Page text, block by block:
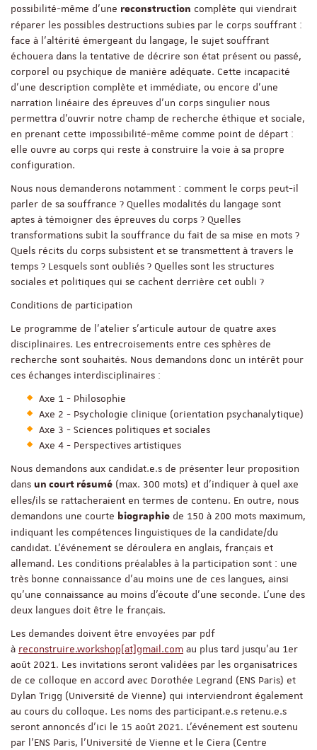
possibilité-même d’une reconstruction complète qui viendrait
réparer les possibles destructions subies par le corps souffrant :
face à l’altérité émergeant du langage, le sujet souffrant
échouera dans la tentative de décrire son état présent ou passé,
corporel ou psychique de manière adéquate. Cette incapacité
d’une description complète et immédiate, ou encore d’une
narration linéaire des épreuves d’un corps singulier nous
permettra d’ouvrir notre champ de recherche éthique et sociale,
en prenant cette impossibilité-même comme point de départ :
elle ouvre au corps qui reste à construire la voie à sa propre
configuration.
Nous nous demanderons notamment : comment le corps peut-il
parler de sa souffrance ? Quelles modalités du langage sont
aptes à témoigner des épreuves du corps ? Quelles
transformations subit la souffrance du fait de sa mise en mots ?
Quels récits du corps subsistent et se transmettent à travers le
temps ? Lesquels sont oubliés ? Quelles sont les structures
sociales et politiques qui se cachent derrière cet oubli ?
Conditions de participation
Le programme de l'atelier s'articule autour de quatre axes
disciplinaires. Les entrecroisements entre ces sphères de
recherche sont souhaités. Nous demandons donc un intérêt pour
ces échanges interdisciplinaires :
Axe 1 - Philosophie
Axe 2 - Psychologie clinique (orientation psychanalytique)
Axe 3 - Sciences politiques et sociales
Axe 4 - Perspectives artistiques
Nous demandons aux candidat.e.s de présenter leur proposition
dans un court résumé (max. 300 mots) et d'indiquer à quel axe
elles/ils se rattacheraient en termes de contenu. En outre, nous
demandons une courte biographie de 150 à 200 mots maximum,
indiquant les compétences linguistiques de la candidate/du
candidat. L'événement se déroulera en anglais, français et
allemand. Les conditions préalables à la participation sont : une
très bonne connaissance d'au moins une de ces langues, ainsi
qu'une connaissance au moins d'écoute d'une seconde. L'une des
deux langues doit être le français.
Les demandes doivent être envoyées par pdf
à reconstruire.workshop[at]gmail.com au plus tard jusqu’au 1er
août 2021. Les invitations seront validées par les organisatrices
de ce colloque en accord avec Dorothée Legrand (ENS Paris) et
Dylan Trigg (Université de Vienne) qui interviendront également
au cours du colloque. Les noms des participant.e.s retenu.e.s
seront annoncés d'ici le 15 août 2021. L'événement est soutenu
par l'ENS Paris, l'Université de Vienne et le Ciera (Centre